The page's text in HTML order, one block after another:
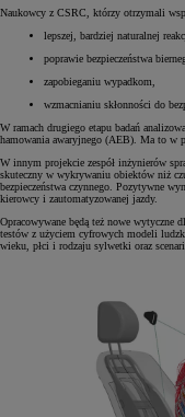
Naukowcy z CSRC, którzy otrzymali
lepszej, bardziej naturalnej
poprawie bezpieczeństwa
zapobieganiu wypadkom,
wzmacnianiu skłonności do
W ramach drugiego etapu badań
hamowania awaryjnego (AEB). Ma to w
W innym projekcie zespół inżynierów
skuteczny w wykrywaniu obiektów niż
bezpieczeństwa czynnego. Pozytywne
kierowcy i zautomatyzowanej jazdy.
Opracowywane będą też nowe wytyczne
testów z użyciem cyfrowych modeli
wieku, płci i rodzaju sylwetki oraz